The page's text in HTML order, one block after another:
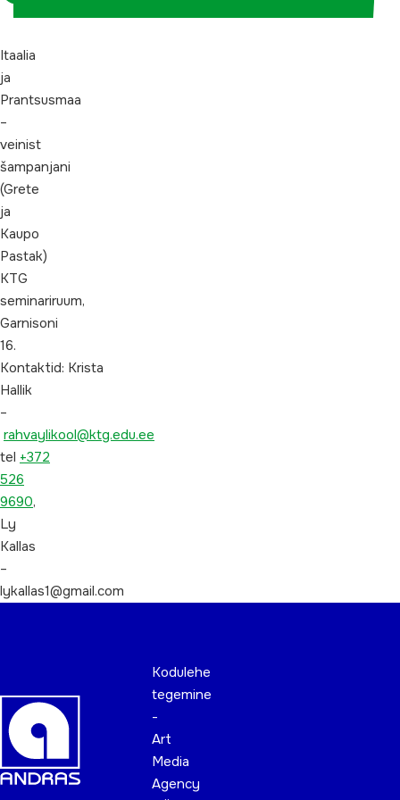
Itaalia
ja
Prantsusmaa
–
veinist
šampanjani
(Grete
ja
Kaupo
Pastak)
KTG
seminariruum,
Garnisoni
16.
Kontaktid: Krista
Hallik
–
rahvaylikool@ktg.edu.ee
tel +372
526
9690,
Ly
Kallas
–
lykallas1@gmail.com
Kodulehe
tegemine
-
Art
Media
Agency